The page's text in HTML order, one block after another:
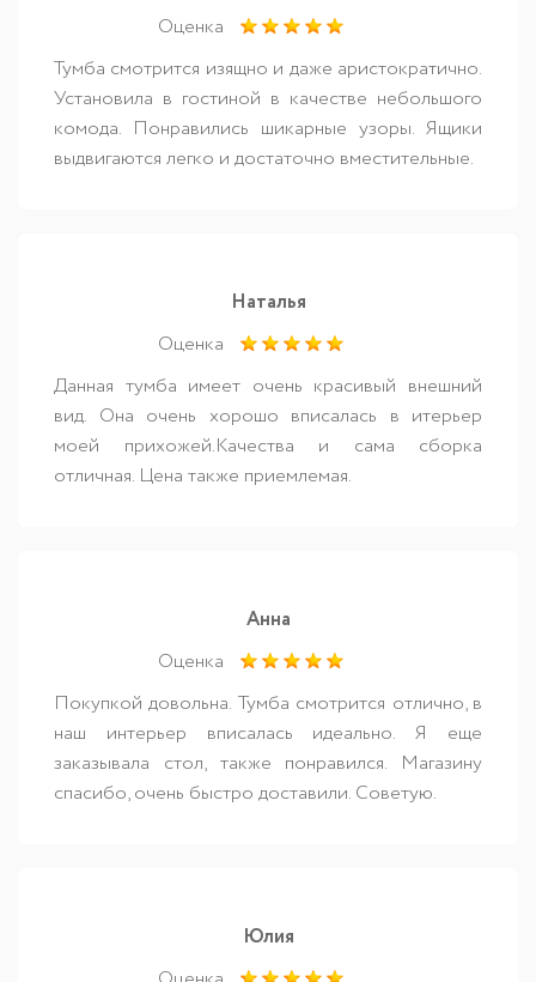
Оценка
Тумба смотрится изящно и даже аристократично.
Установила в гостиной в качестве небольшого
комода. Понравились шикарные узоры. Ящики
выдвигаются легко и достаточно вместительные.
Наталья
Оценка
Данная тумба имеет очень красивый внешний
вид. Она очень хорошо вписалась в итерьер
моей прихожей.Качества и сама сборка
отличная. Цена также приемлемая.
Анна
Оценка
Покупкой довольна. Тумба смотрится отлично, в
наш интерьер вписалась идеально. Я еще
заказывала стол, также понравился. Магазину
спасибо, очень быстро доставили. Советую.
Юлия